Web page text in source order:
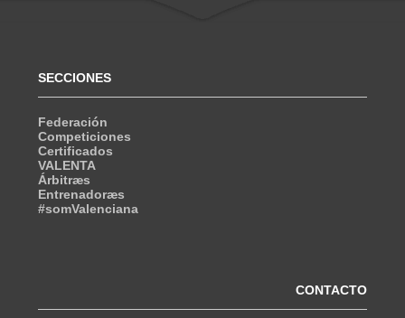
SECCIONES
Federación
Competiciones
Certificados
VALENTA
Árbitræs
Entrenadoræs
#somValenciana
CONTACTO